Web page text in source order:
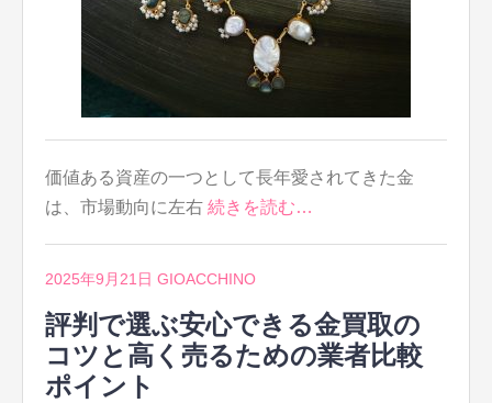
価値ある資産の一つとして長年愛されてきた金
は、市場動向に左右 続きを読む…
2025年9月21日 GIOACCHINO
評判で選ぶ安心できる金買取の
コツと高く売るための業者比較
ポイント